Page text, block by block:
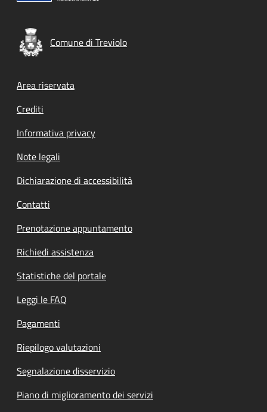
Comune di Treviolo
Footer menu
Area riservata
Crediti
Informativa privacy
Note legali
Dichiarazione di accessibilità
Contatti
Prenotazione appuntamento
Richiedi assistenza
Statistiche del portale
Leggi le FAQ
Pagamenti
Riepilogo valutazioni
Segnalazione disservizio
Piano di miglioramento dei servizi